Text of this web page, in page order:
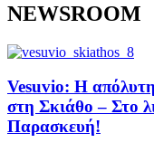
NEWSROOM
Vesuvio: Η απόλυτη
στη Σκιάθο – Στο
Παρασκευή!